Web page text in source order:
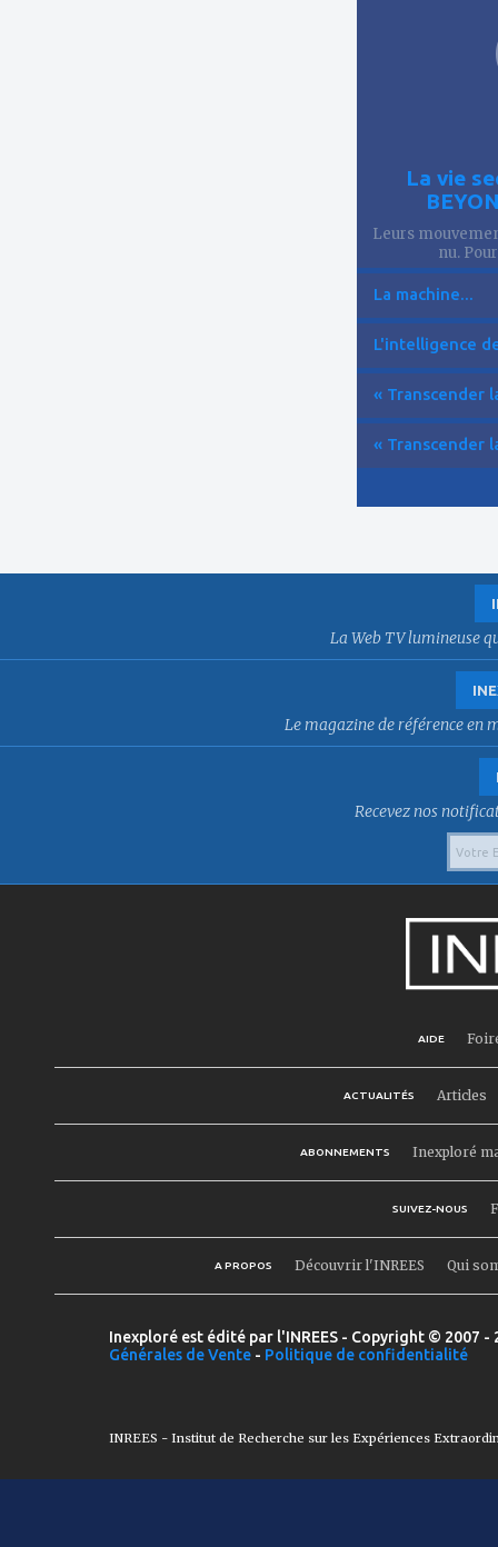
La vie
Leurs
nu.
La machine...
L'intelligence
« Transcender
« Transcender
La Web TV lumineuse
Le magazine de référence en
Recevez nos
AIDE
ACTUALITÉS Articles
ABONNEMENTS Inexploré
SUIVEZ-NOUS
A PROPOS Découvrir l'INREES Qui
Inexploré est édité par l'INREES - Copyright © 2007
Générales de Vente - Politique de confidentialité
INREES - Institut de Recherche sur les Expériences